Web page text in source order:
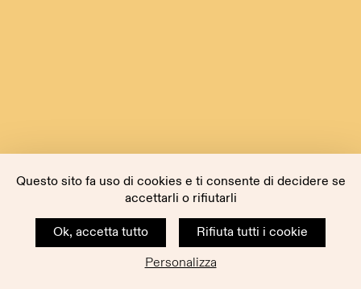
Questo sito fa uso di cookies e ti consente di decidere se
accettarli o rifiutarli
Ok, accetta tutto
Rifiuta tutti i cookie
Personalizza